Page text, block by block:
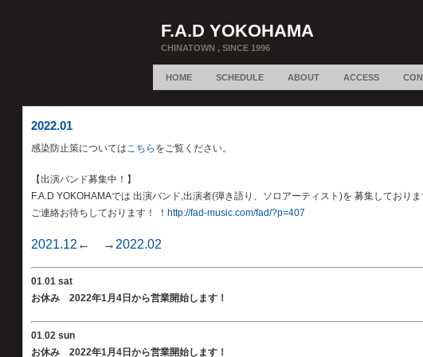
F.A.D YOKOHAMA
CHINATOWN , SINCE 1996
HOME SCHEDULE ABOUT ACCESS
2022.01
感染防止策についてはこちら をご覧ください。
【出演バンド募集中！】
F.A.D YOKOHAMAでは 出演バンド,出演者(弾き語り、ソロアーティスト)を 募集しておりま
ご連絡お待ちしております！ ！ http://fad-music.com/fad/?p=407
2021.12 ← → 2022.02
01.01 sat
お休み 2022年1月4日から営業開始します！
01.02 sun
お休み 2022年1月4日から営業開始します！